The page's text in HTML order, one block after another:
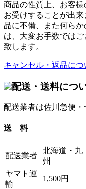
商品の性質上、お客様
お受けすることが出
品に不備、また何ら
は、大変お手数では
致します。
キャンセル・返品に
配送・送料につ
配送業者は佐川急便・
送 料
配送業者
北海道・九
州
ヤマト運
輸
1,500円